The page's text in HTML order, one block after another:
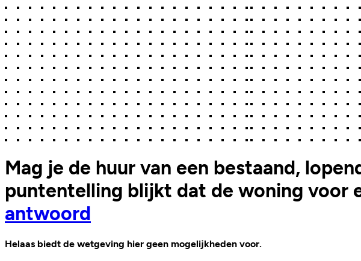
Mag je de huur van een bestaand,
puntentelling blijkt dat de woning voor
antwoord
Helaas biedt de wetgeving hier geen mogelijkheden voor.